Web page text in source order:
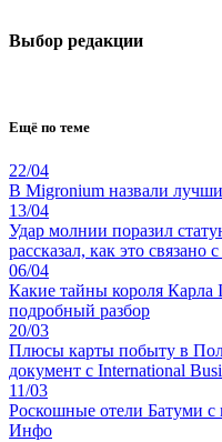
Выбор редакции
Ещё по теме
22/04
В Migronium назвали
13/04
Удар молнии поразил
рассказал, как это связано
06/04
Какие тайны короля Карла
подробный разбор
20/03
Плюсы карты побыту в
документ с International
11/03
Роскошные отели Батуми
Инфо